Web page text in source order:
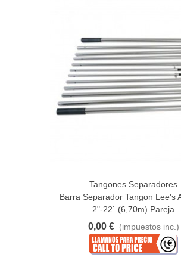
Tangones Separadores
Barra Separador Tangon Lee's
2"-22` (6,70m) Pareja
0,00 € (impuestos inc.)